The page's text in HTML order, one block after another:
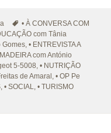
Etiquetas
• À CONVERSA COM
com Tânia
Gomes,• ENTREVISTA A
MADEIRA com António
5-5008,• NUTRIÇÃO
de Amaral ,• OP Pe
,• SOCIAL,• TURISMO